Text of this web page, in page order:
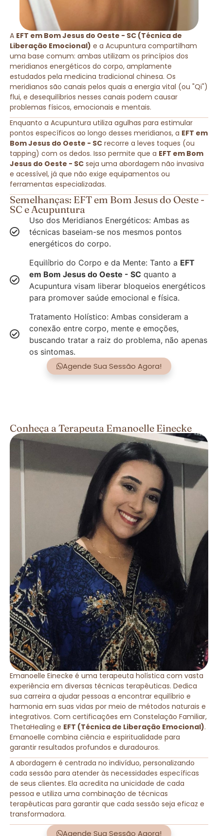
A EFT em Bom Jesus do Oeste - SC (Técnica de
Liberação Emocional) e a Acupuntura compartilham
uma base comum: ambas utilizam os princípios dos
meridianos energéticos do corpo, amplamente
estudados pela medicina tradicional chinesa. Os
meridianos são canais pelos quais a energia vital (ou "Qi")
flui, e desequilíbrios nesses canais podem causar
problemas físicos, emocionais e mentais.
Enquanto a Acupuntura utiliza agulhas para estimular
pontos específicos ao longo desses meridianos, a EFT em
Bom Jesus do Oeste - SC recorre a leves toques (ou
tapping) com os dedos. Isso permite que a EFT em Bom
Jesus do Oeste - SC seja uma abordagem não invasiva
e acessível, já que não exige equipamentos ou
ferramentas especializadas.
Semelhanças: EFT em Bom Jesus do Oeste -
SC e Acupuntura
Uso dos Meridianos Energéticos: Ambas as
técnicas baseiam-se nos mesmos pontos
energéticos do corpo.
Equilíbrio do Corpo e da Mente: Tanto a EFT
em Bom Jesus do Oeste - SC quanto a
Acupuntura visam liberar bloqueios energéticos
para promover saúde emocional e física.
Tratamento Holístico: Ambas consideram a
conexão entre corpo, mente e emoções,
buscando tratar a raiz do problema, não apenas
os sintomas.
Agende Sua Sessão Agora!
Conheça a Terapeuta Emanoelle Einecke
Emanoelle Einecke é uma terapeuta holística com vasta
experiência em diversas técnicas terapêuticas. Dedica
sua carreira a ajudar pessoas a encontrar equilíbrio e
harmonia em suas vidas por meio de métodos naturais e
integrativos. Com certificações em Constelação Familiar,
ThetaHealing e EFT (Técnica de Liberação Emocional).
Emanoelle combina ciência e espiritualidade para
garantir resultados profundos e duradouros.
A abordagem é centrada no indivíduo, personalizando
cada sessão para atender às necessidades específicas
de seus clientes. Ela acredita na unicidade de cada
pessoa e utiliza uma combinação de técnicas
terapêuticas para garantir que cada sessão seja eficaz e
transformadora.
Agende Sua Sessão Agora!